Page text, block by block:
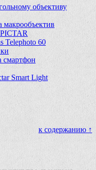
объективу
Telephoto 60
смартфон
Smart Light
к содержанию ↑